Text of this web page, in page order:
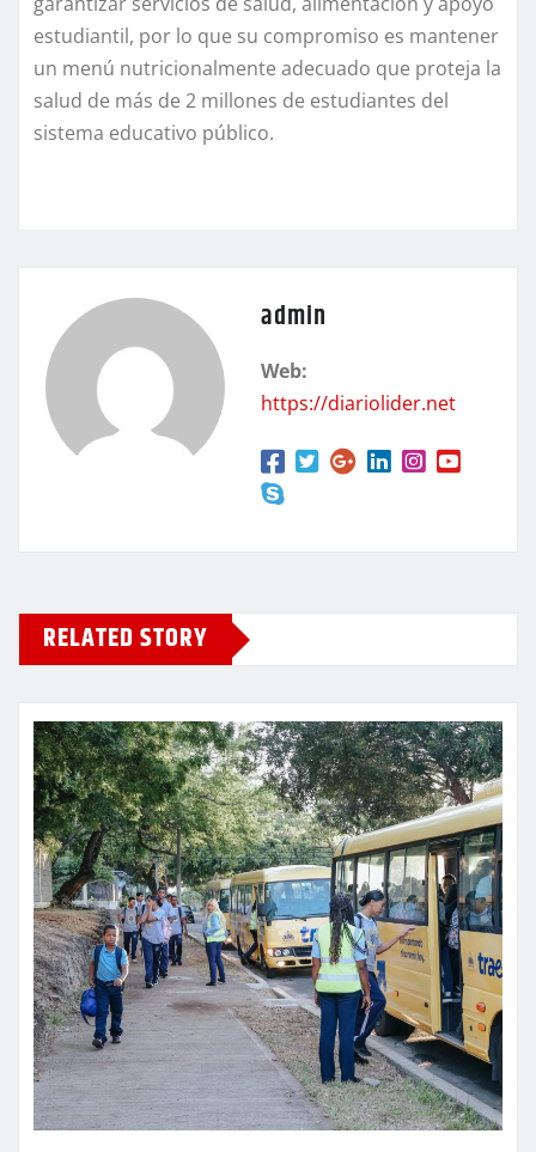
estudiantil, por lo que su compromiso es mantener
un menú nutricionalmente adecuado que proteja la
salud de más de 2 millones de estudiantes del
sistema educativo público.
admin
Web:
https://diariolider.net
RELATED STORY